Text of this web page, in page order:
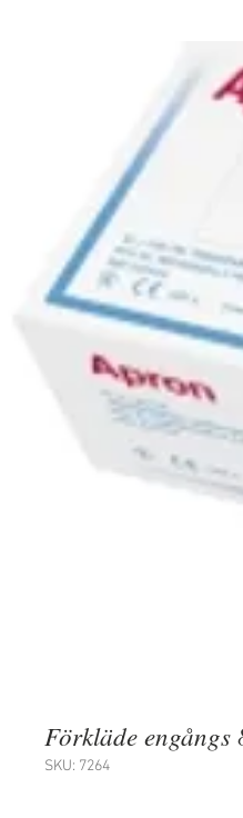
Förkläde
SKU: 7264